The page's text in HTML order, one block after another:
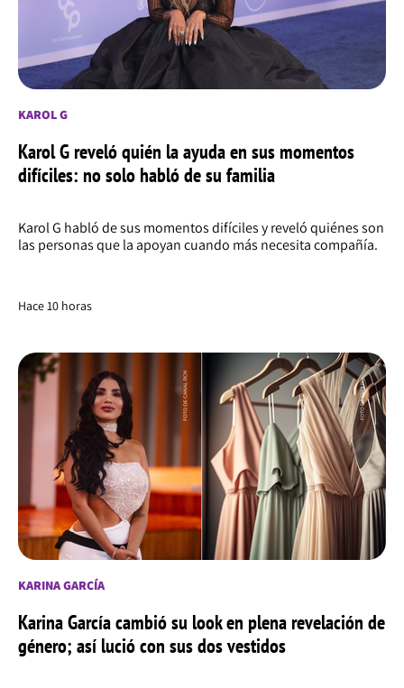
KAROL G
Karol G reveló quién la ayuda en sus momentos
difíciles: no solo habló de su familia
Karol G habló de sus momentos difíciles y reveló quiénes son
las personas que la apoyan cuando más necesita compañía.
Hace 10 horas
KARINA GARCÍA
Karina García cambió su look en plena revelación de
género; así lució con sus dos vestidos